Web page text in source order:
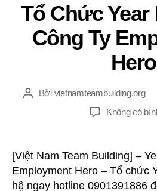
Tổ Chức Year
Công Ty
Hero
TácBởi vietnamteambuilding.org
Không có
[Việt Nam Team Building] –
Employment Hero – Tổ chức
hệ ngay hotline 0901391886